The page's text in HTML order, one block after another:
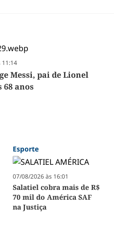
11:14
Messi, pai de Lionel
68 anos
Esporte
07/08/2026 às 16:01
Salatiel cobra mais de R$
70 mil do América SAF
na Justiça